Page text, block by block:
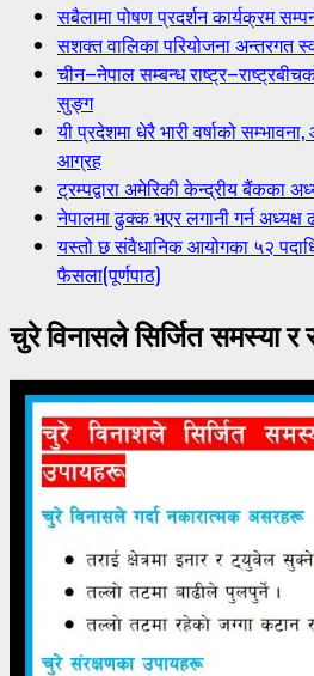
सबैलामा पोषण प्रदर्शन कार्यक्रम
सशक्त वालिका परियोजना अन्तरगत
चीन–नेपाल सम्बन्ध
सुङ्ग
यी प्रदेशमा धेरै भारी वर्षाको
आग्रह
ट्रम्पद्वारा अमेरिकी केन्द्रीय बैंकका
नेपालमा ढुक्क भएर लगानी गर्न
यस्तो छ संवैधानिक आयोगका ५२
फैसला(पूर्णपाठ)
चुरे विनासले सिर्जित समस्या